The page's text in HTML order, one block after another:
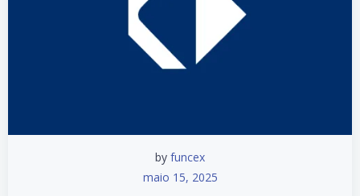
by funcex
maio 15, 2025